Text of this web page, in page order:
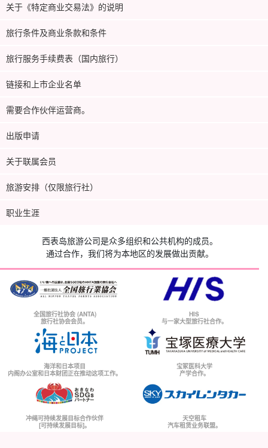
关于《特定商业交易法》的说明
旅行条件及商业条款和条件
旅行服务手续费表（国内旅行）
链接和上市企业名单
需要合作伙伴运营商。
出版申请
关于联属会员
旅游安排（仅限旅行社）
职业生涯
西表岛旅游公司是众多组织和公共机构的成员。
通过合作，我们将为本地区的发展做出贡献。
全国旅行社协会 (ANTA)
旅行社协会会员。
HIS
与一家大型旅行社合作。
海洋和日本项目
内阁办公室和日本财团正在推动这项工作。
宝冢医科大学
产学合作。
冲绳可持续发展目标合作伙伴
[可持续发展目标]。
天空租车
汽车租赁业务联盟。